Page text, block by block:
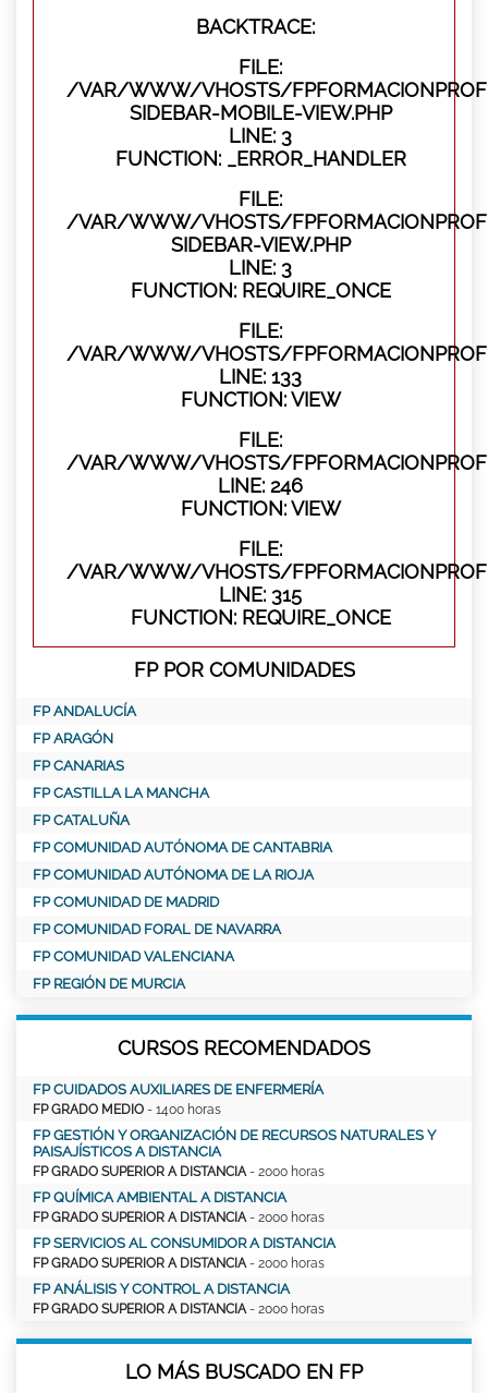
BACKTRACE:
FILE:
/VAR/WWW/VHOSTS/
SIDEBAR-MOBILE-VIEW.PHP
LINE: 3
FUNCTION: _ERROR_HANDLER
FILE:
/VAR/WWW/VHOSTS/
SIDEBAR-VIEW.PHP
LINE: 3
FUNCTION: REQUIRE_ONCE
FILE:
/VAR/WWW/VHOSTS/
LINE: 133
FUNCTION: VIEW
FILE:
/VAR/WWW/VHOSTS/
LINE: 246
FUNCTION: VIEW
FILE:
/VAR/WWW/VHOSTS/
LINE: 315
FUNCTION: REQUIRE_ONCE
FP POR COMUNIDADES
FP ANDALUCÍA
FP ARAGÓN
FP CANARIAS
FP CASTILLA LA MANCHA
FP CATALUÑA
FP COMUNIDAD AUTÓNOMA DE CANTABRIA
FP COMUNIDAD AUTÓNOMA DE LA RIOJA
FP COMUNIDAD DE MADRID
FP COMUNIDAD FORAL DE NAVARRA
FP COMUNIDAD VALENCIANA
FP REGIÓN DE MURCIA
CURSOS RECOMENDADOS
FP CUIDADOS AUXILIARES DE ENFERMERÍA
FP GRADO MEDIO - 1400 horas
FP GESTIÓN Y ORGANIZACIÓN DE RECURSOS NATURALES Y
PAISAJÍSTICOS A DISTANCIA
FP GRADO SUPERIOR A DISTANCIA- 2000 horas
FP QUÍMICA AMBIENTAL A DISTANCIA
FP GRADO SUPERIOR A DISTANCIA- 2000 horas
FP SERVICIOS AL CONSUMIDOR A DISTANCIA
FP GRADO SUPERIOR A DISTANCIA- 2000 horas
FP ANÁLISIS Y CONTROL A DISTANCIA
FP GRADO SUPERIOR A DISTANCIA- 2000 horas
LO MÁS BUSCADO EN FP